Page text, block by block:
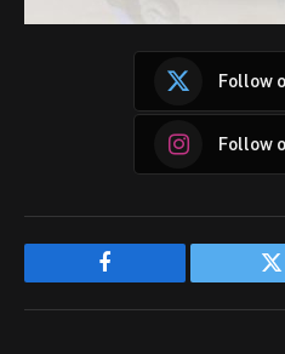
Follow
Follow
Facebook